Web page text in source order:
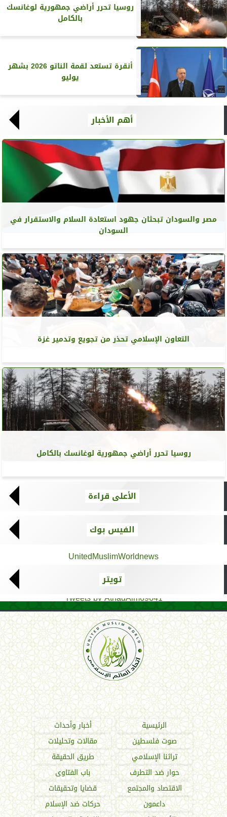
روسيا تحرر أراضي جمهورية لوغانسك
بالكامل
أنقرة تستعد لقمة الناتو 2026 بشهر
يوليو
أهم الأخبار
مصر والسودان تبحثان جهود استعادة السلام والاستقرار في
السودان
التعاون الإسلامي تحذر من تجويع وتدمير غزة
روسيا تحرر أراضي جمهورية لوغانسك بالكامل
الأعلى قراءة
الفيس بوك
UnitedMuslimWorldnews
تويتر
Tweets by AthadAlm69641
اتحاد العالم الإسلامي
الرئيسية
أخبار وأحداث
صوت فلسطين
مقالات وتحليلات
تراثنا الإسلامي
طريق الحقيقة
حوار ضد التطرف
باب الفتاوى
الاقتصاد والمجتمع
قضايا وتحقيقات
داعمون
حركات ضد الإسلام